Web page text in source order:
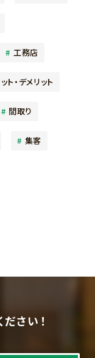
工務店
ト・デメリット
間取り
集客
さい！